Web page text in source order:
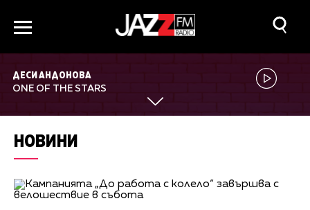
ДЕСИ АНДОНОВА
ONE OF THE STARS
НОВИНИ